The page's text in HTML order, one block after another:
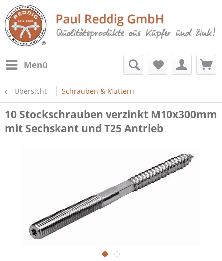
Menü
Übersicht Schrauben & Muttern
10 Stockschrauben verzinkt M10x300mm
mit Sechskant und T25 Antrieb